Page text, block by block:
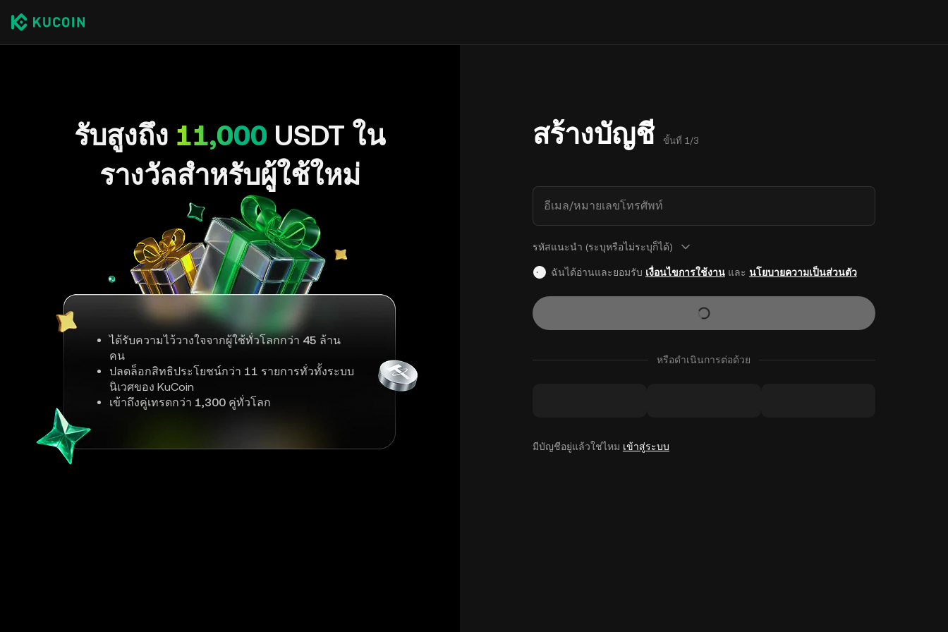
รับสูงถึง 11,000 USDT ใน
รางวัลสำหรับผู้ใช้ใหม่
ได้รับความไว้วางใจจากผู้ใช้ทั่วโลกกว่า 45 ล้าน
คน
ปลดล็อกสิทธิประโยชน์กว่า 11 รายการทั่วทั้งระบบ
นิเวศของ KuCoin
เข้าถึงคู่เทรดกว่า 1,300คู่ทั่วโลก
สร้างบัญชี ขั้นที่ 1/3
อีเมล/หมายเลขโทรศัพท์
รหัสแนะนำ (ระบุหรือไม่ระบุก็ได้)
ฉันได้อ่านและยอมรับ เงื่อนไขการใช้งานและ นโยบายความเป็นส่วนตัว
หรือดำเนินการต่อด้วย
มีบัญชีอยู่แล้วใช่ไหม เข้าสู่ระบบ